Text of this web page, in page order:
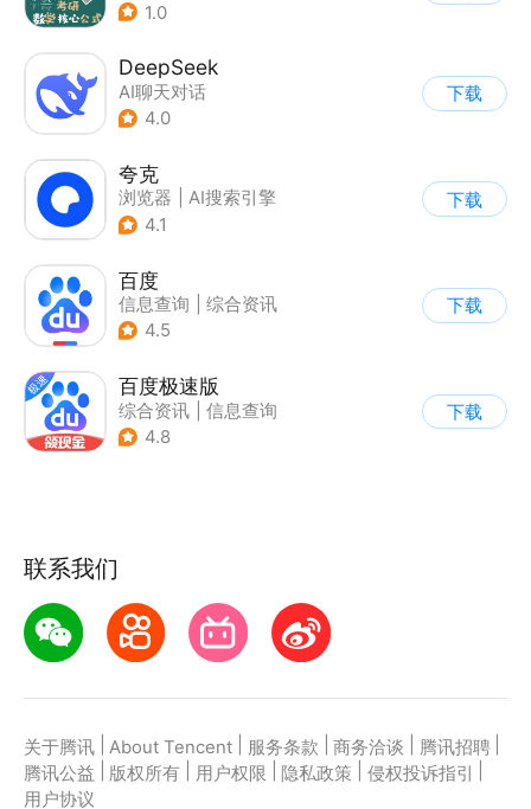
1.0
DeepSeek
AI聊天对话
4.0
下载
夸克
浏览器
AI搜索引擎
4.1
下载
百度
信息查询
综合资讯
4.5
下载
百度极速版
综合资讯
信息查询
4.8
下载
联系我们
关于腾讯 About Tencent 服务条款 商务洽谈 腾讯招聘
腾讯公益
版权所有 用户权限 隐私政策 侵权投诉指引
用户协议